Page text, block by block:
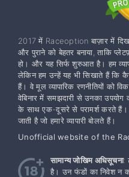
2017 में Raceoption बाज़ार में
और पुराने को बेहतर बनाया, ताकि
हो। और यह सिर्फ शुरुआत है। हम
लेकिन हम उन्हें यह भी सिखाते हैं कि
हैं। वे मूल व्यापारिक रणनीतियों को
वेबिनार में समझदारी से उनका उपयोग
के साथ एक-दूसरे से परामर्श करते हैं।
जाती है जो हमारे व्यापारी बोलते हैं।
Unofficial website of the
सामान्य जोखिम अधिसूचना:
है। उन फंडों का निवेश न